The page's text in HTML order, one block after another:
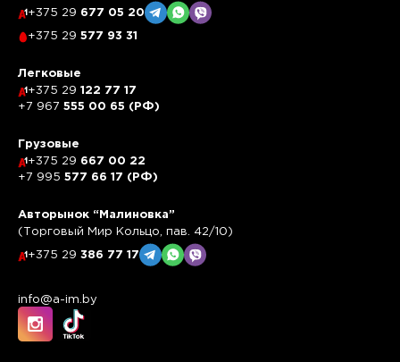
+375 29 677 05 20
+375 29 577 93 31
Легковые
+375 29 122 77 17
+7 967 555 00 65 (РФ)
Грузовые
+375 29 667 00 22
+7 995 577 66 17 (РФ)
Авторынок “Малиновка”
(Торговый Мир Кольцо, пав. 42/10)
+375 29 386 77 17
info@a-im.by